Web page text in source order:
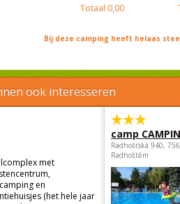
Totaal 0,00
Bij deze camping heeft helaas
ook interesseren
met
en
(het hele jaar
camp
Radhošťská 940,
Radhoštěm